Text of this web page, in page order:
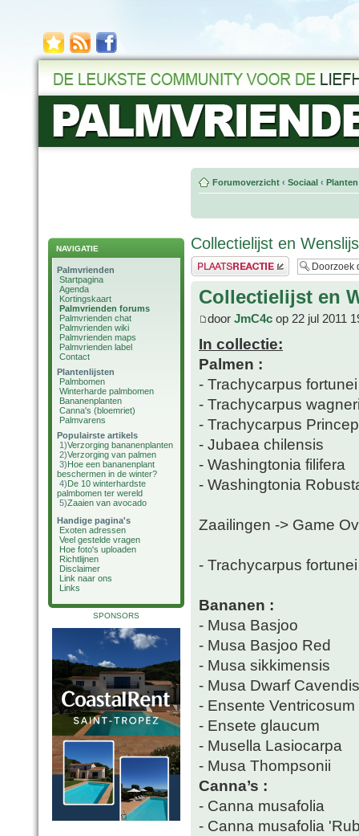
NAVIGATIE
Palmvrienden
Startpagina
Agenda
Kortingskaart
Palmvrienden forums
Palmvrienden chat
Palmvrienden wiki
Palmvrienden maps
Palmvrienden label
Contact
Plantenlijsten
Palmbomen
Winterharde palmbomen
Bananenplanten
Canna's (bloemriet)
Palmvarens
Populairste artikels
1)Verzorging bananenplanten
2)Verzorging van palmen
3)Hoe een bananenplant
beschermen in de winter?
4)De 10 winterhardste
palmbomen ter wereld
5)Zaaien van avocado
Handige pagina's
Exoten adressen
Veel gestelde vragen
Hoe foto's uploaden
Richtlijnen
Disclaimer
Link naar ons
Links
SPONSORS
Forumoverzicht ‹ Sociaal ‹
Collectielijst en
Plaats een reactie
Collectielijst en
door JmC4c op 22 jul 2011
In collectie:
Palmen :
- Trachycarpus fortunei
- Trachycarpus
- Trachycarpus
- Jubaea chilensis
- Washingtonia filifera
- Washingtonia
Zaailingen -> Game
- Trachycarpus
Bananen :
- Musa Basjoo
- Musa Basjoo Red
- Musa sikkimensis
- Musa Dwarf
- Ensente Ventricosum
- Ensete glaucum
- Musella Lasiocarpa
- Musa Thompsonii
Canna’s :
- Canna musafolia
- Canna musafolia